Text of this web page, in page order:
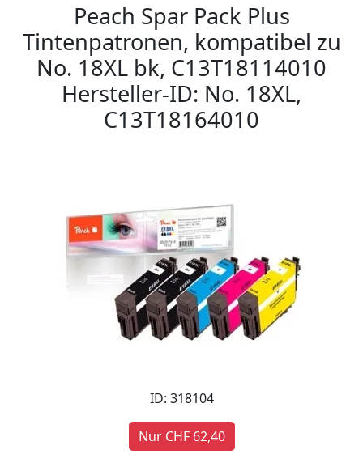
Peach Spar Pack Plus
Tintenpatronen, kompatibel zu
No. 18XL bk, C13T18114010
Hersteller-ID: No. 18XL,
C13T18164010
ID: 318104
Nur CHF 62,40